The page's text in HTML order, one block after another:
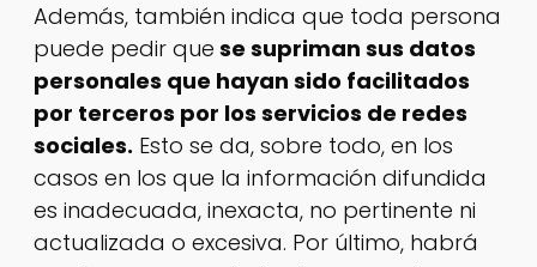
Además, también indica que toda persona
puede pedir que se supriman sus datos
personales que hayan sido facilitados
por terceros por los servicios de redes
sociales. Esto se da, sobre todo, en los
casos en los que la información difundida
es inadecuada, inexacta, no pertinente ni
actualizada o excesiva. Por último, habrá